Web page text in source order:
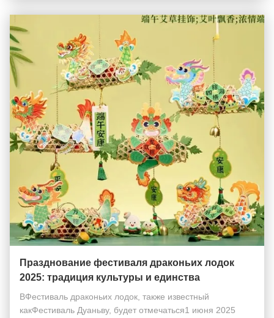
Празднование фестиваля драконьих лодок
2025: традиция культуры и единства
ВФестиваль драконьих лодок, также известный
какФестиваль Дуаньву, будет отмечаться1 июня 2025